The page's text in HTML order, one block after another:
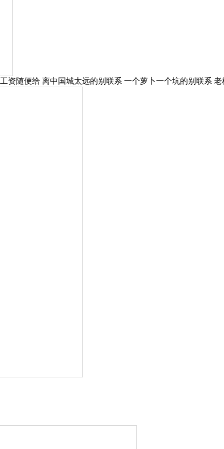
资随便给 离中国城太远的别联系 一个萝卜一个坑的别联系